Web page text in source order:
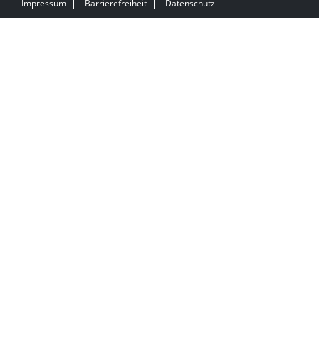
Impressum Barrierefreiheit Datenschutz